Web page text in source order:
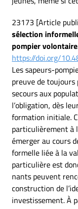
23173 [Article
sélection
pompier volontaire
https://doi.org/
Les sapeurs-
preuve de
secours aux
l’obligation, dès
formation initiale.
particulièrement à
émerger au cours
formelle liée à la
particulière est
nants peuvent
construction de
investissement. À